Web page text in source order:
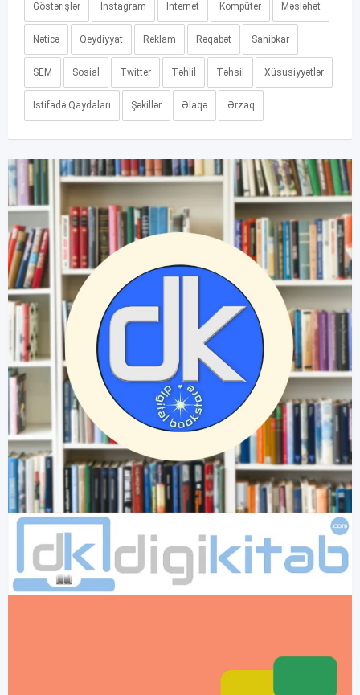
Göstərişlər Instagram Internet Kompüter Məsləhət
Nəticə Qeydiyyat Reklam Rəqabət Sahibkar
SEM Sosial Twitter Təhlil Təhsil Xüsusiyyətlər
İstifadə Qaydaları Şəkillər Əlaqə Ərzaq